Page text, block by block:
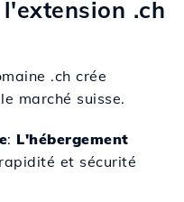
.ch
.ch crée
marché suisse.
: L'hébergement
et sécurité